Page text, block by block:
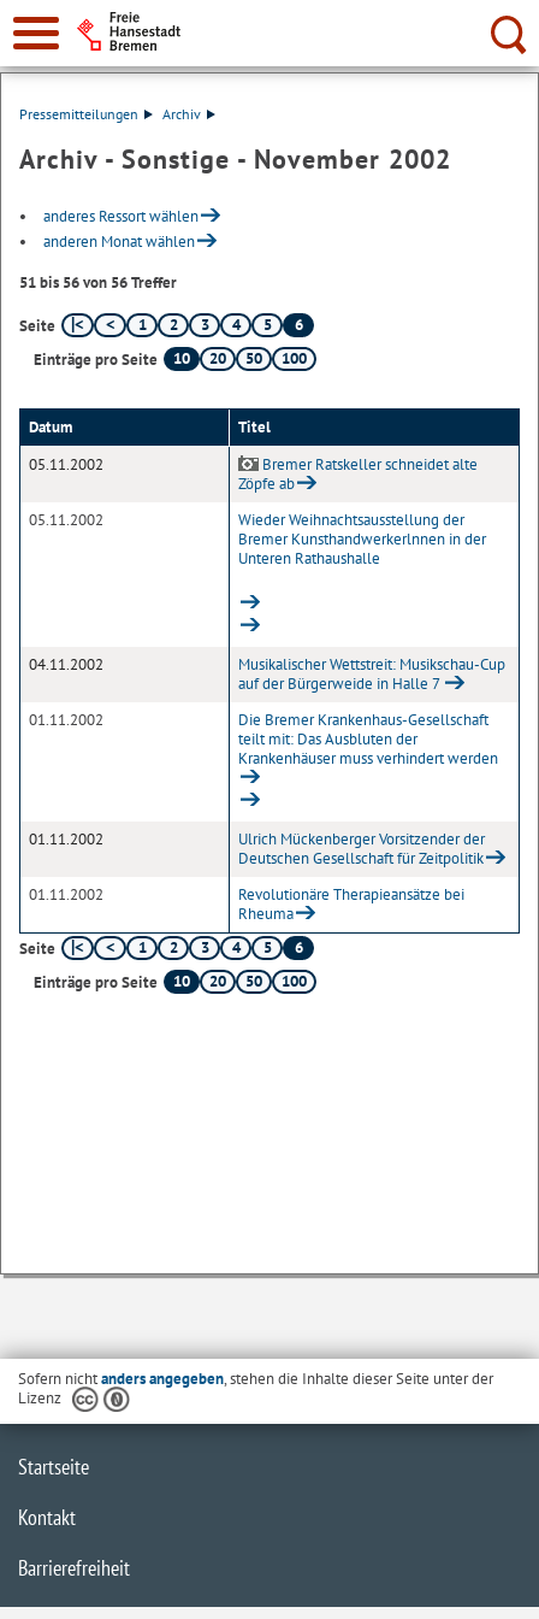
Suche:
Pressemitteilungen Archiv
Archiv - Sonstige - November 2002
anderes Ressort wählen
anderen Monat wählen
51 bis 56 von 56 Treffer
Seite 1 2 3 4 5
6
Einträge pro Seite
10 20 50 100
Datum
Titel
05.11.2002
Bremer Ratskeller schneidet alte
Zöpfe ab
05.11.2002
Wieder Weihnachtsausstellung der
Bremer Kunsthandwerkerlnnen in der
Unteren Rathaushalle
04.11.2002
Musikalischer Wettstreit: Musikschau-Cup
auf der Bürgerweide in Halle 7
01.11.2002
Die Bremer Krankenhaus-Gesellschaft
teilt mit: Das Ausbluten der
Krankenhäuser muss verhindert werden
01.11.2002
Ulrich Mückenberger Vorsitzender der
Deutschen Gesellschaft für Zeitpolitik
01.11.2002
Revolutionäre Therapieansätze bei
Rheuma
Seite
1 2 3 4 5
6
Einträge pro Seite
10 20 50 100
Sofern nichtanders angegeben, stehen die Inhalte dieser Seite unter der
Lizenz
Startseite
Kontakt
Barrierefreiheit